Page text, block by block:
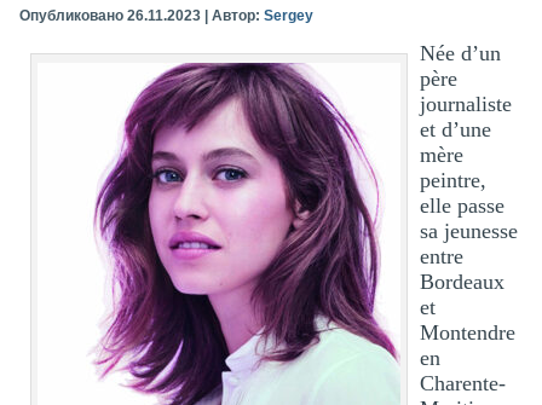
Опубликовано 26.11.2023 |Автор: Sergey
Née d’un
père
journaliste
et d’une
mère
peintre,
elle passe
sa jeunesse
entre
Bordeaux
et
Montendre
en
Charente-